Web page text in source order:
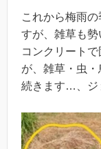
これから梅雨
すが、雑草も
コンクリート
が、雑草・虫
続きます…、ジ